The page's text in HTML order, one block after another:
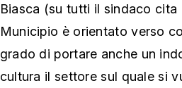
Biasca (su tutti il sindaco cita
Municipio è orientato verso
grado di portare anche un
cultura il settore sul quale si